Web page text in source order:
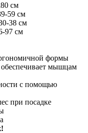
см
59 см
38 см
97 см
формы
мышцам
с помощью
при посадке